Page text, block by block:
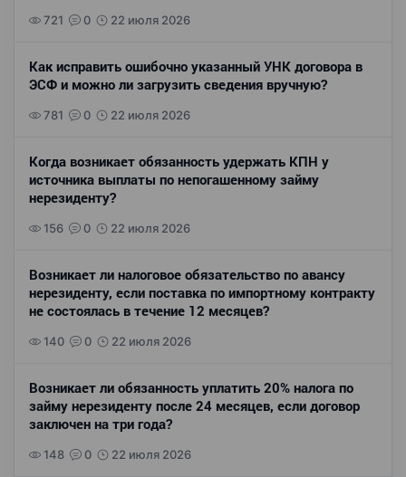
721 0 22 июля 2026
Как исправить ошибочно указанный УНК договора в
ЭСФ и можно ли загрузить сведения вручную?
781 0 22 июля 2026
Когда возникает обязанность удержать КПН у
источника выплаты по непогашенному займу
нерезиденту?
156 0 22 июля 2026
Возникает ли налоговое обязательство по авансу
нерезиденту, если поставка по импортному контракту
не состоялась в течение 12 месяцев?
140 0 22 июля 2026
Возникает ли обязанность уплатить 20% налога по
займу нерезиденту после 24 месяцев, если договор
заключен на три года?
148 0 22 июля 2026